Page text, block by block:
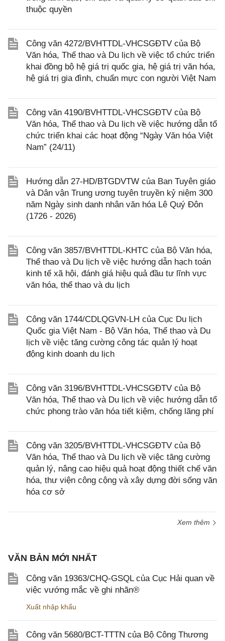
thuộc quyền
Công văn 4272/BVHTTDL-VHCSGĐTV của Bộ
Văn hóa, Thể thao và Du lịch về việc tổ chức triển
khai đồng bộ hệ giá trị quốc gia, hệ giá trị văn hóa,
hệ giá trị gia đình, chuẩn mực con người Việt Nam
Công văn 4190/BVHTTDL-VHCSGĐTV của Bộ
Văn hóa, Thể thao và Du lịch về việc hướng dẫn tổ
chức triển khai các hoạt động “Ngày Văn hóa Việt
Nam” (24/11)
Hướng dẫn 27-HD/BTGDVTW của Ban Tuyên giáo
và Dân vận Trung ương tuyên truyền kỷ niệm 300
năm Ngày sinh danh nhân văn hóa Lê Quý Đôn
(1726 - 2026)
Công văn 3857/BVHTTDL-KHTC của Bộ Văn hóa,
Thể thao và Du lịch về việc hướng dẫn hạch toán
kinh tế xã hội, đánh giá hiệu quả đầu tư lĩnh vực
văn hóa, thể thao và du lịch
Công văn 1744/CDLQGVN-LH của Cục Du lịch
Quốc gia Việt Nam - Bộ Văn hóa, Thể thao và Du
lịch về việc tăng cường công tác quản lý hoạt
động kinh doanh du lịch
Công văn 3196/BVHTTDL-VHCSGĐTV của Bộ
Văn hóa, Thể thao và Du lịch về việc hướng dẫn tổ
chức phong trào văn hóa tiết kiệm, chống lãng phí
Công văn 3205/BVHTTDL-VHCSGĐTV của Bộ
Văn hóa, Thể thao và Du lịch về việc tăng cường
quản lý, nâng cao hiệu quả hoạt động thiết chế văn
hóa, thư viện công cộng và xây dựng đời sống văn
hóa cơ sở
Xem thêm
VĂN BẢN MỚI NHẤT
Công văn 19363/CHQ-GSQL của Cục Hải quan về
việc vướng mắc về ghi nhãn®
Xuất nhập khẩu
Công văn 5680/BCT-TTTN của Bộ Công Thương